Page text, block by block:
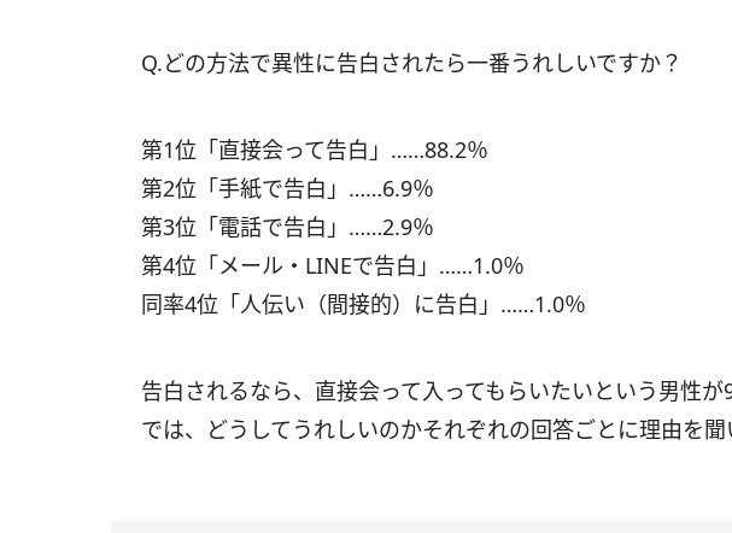
Q.どの方法で異性に告白されたら一番うれしいですか？
第1位「直接会って告白」……88.2％
第2位「手紙で告白」……6.9％
第3位「電話で告白」……2.9％
第4位「メール・LINEで告白」……1.0％
同率4位「人伝い（間接的）に告白」……1.0％
告白されるなら、直接会って入ってもらいたいという男性が
では、どうしてうれしいのかそれぞれの回答ごとに理由を聞